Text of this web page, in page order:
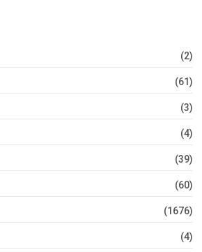
(2)
(61)
(3)
(4)
(39)
(60)
(1676)
(4)